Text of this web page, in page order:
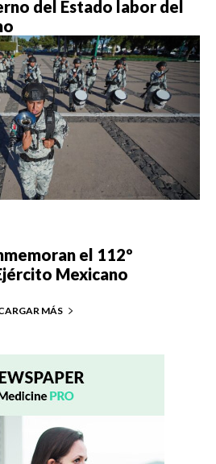
del Estado labor del
el 112º
Mexicano
MÁS